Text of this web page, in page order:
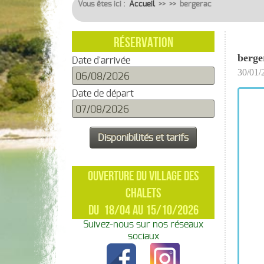
Vous êtes ici : Accueil >> >> bergerac
RÉSERVATION
Date d'arrivée
Date de départ
OUVERTURE DU VILLAGE DES
CHALETS
DU 18/04 AU 15/10/2026
Suivez-nous sur nos réseaux
sociaux
30/01/